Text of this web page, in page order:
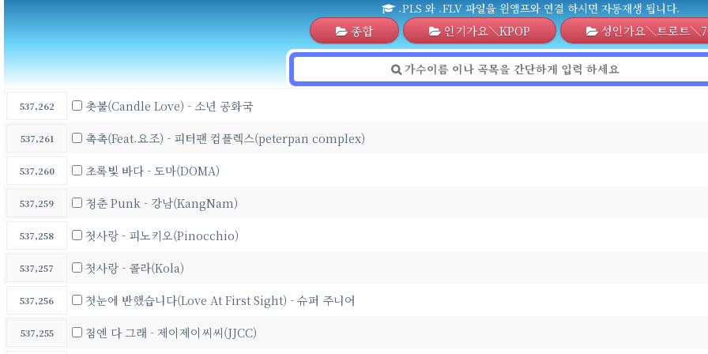
.PLS 와 .FLV 파일을 윈앰프와 연결 하시면 자동재생 됩니다.
종합 인기가요＼KPOP 성인가요＼트로트＼
537,262 촛불(Candle Love) - 소년 공화국
537,261 촉촉(Feat.요조) - 피터팬 컴플렉스(peterpan complex)
537,260 초록빛 바다 - 도마(DOMA)
537,259 청춘 Punk - 강남(KangNam)
537,258 첫사랑 - 피노키오(Pinocchio)
537,257 첫사랑 - 콜라(Kola)
537,256 첫눈에 반했습니다(Love At First Sight) - 슈퍼 주니어
537,255 첨엔 다 그래 - 제이제이씨씨(JJCC)